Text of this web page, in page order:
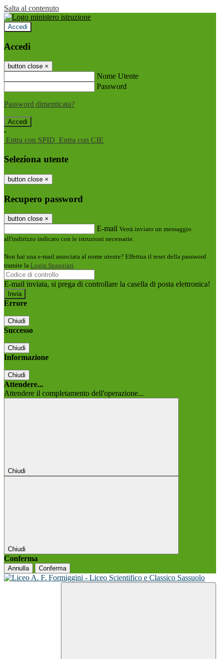
Salta al contenuto
Accedi
Accedi
button close ×
Nome Utente
Password
Password dimenticata?
-
Entra con SPID Entra con CIE
Seleziona utente
button close ×
Recupero password
button close ×
E-mail Verrà inviato un messaggio
all'indirizzo indicato con le istruzioni necessarie.
Non hai una e-mail associata al nome utente? Effettua il reset della password
tramite la Login Spaggiari
E-mail inviata, si prega di controllare la casella di posta elettronica!
Errore
Chiudi
Successo
Chiudi
Informazione
Chiudi
Attendere...
Attendere il completamento dell'operazione...
Chiudi
Chiudi
Conferma
Annulla Conferma